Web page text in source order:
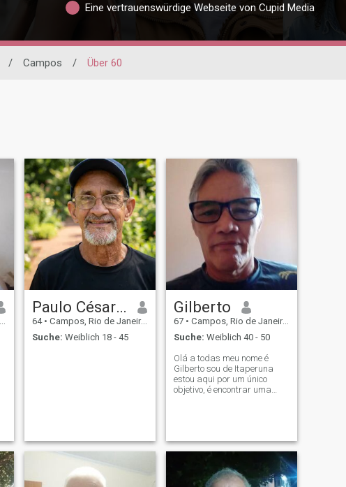
Eine vertrauenswürdige Webseite von Cupid Media
/ Campos / Über 60
Paulo César Gomes dos Santos
64 • Campos, Rio de Janeiro, Brasilien
Suche: Weiblich 18 - 45
Gilberto
67 • Campos, Rio de Janeiro, Brasilien
Suche: Weiblich 40 - 50
Olá a todas meu nome é
Gilberto sou de Itaperuna
estou aqui por um único
objetivo, é encontrar uma
carinho e prazeres. Sou uma
pessoa bem direta e de bem